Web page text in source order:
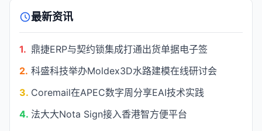
最新资讯
1. 鼎捷ERP与契约锁集成打通出货单据电子签
2. 科盛科技举办Moldex3D水路建模在线研讨会
3. Coremail在APEC数字周分享EAI技术实践
4. 法大大Nota Sign接入香港智方便平台